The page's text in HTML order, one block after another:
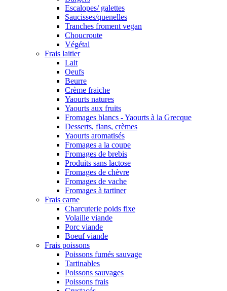
Escalopes/ galettes
Saucisses/quenelles
Tranches froment vegan
Choucroute
Végétal
Frais laitier
Lait
Oeufs
Beurre
Crème fraiche
Yaourts natures
Yaourts aux fruits
Fromages blancs - Yaourts à la Grecque
Desserts, flans, crèmes
Yaourts aromatisés
Fromages a la coupe
Fromages de brebis
Produits sans lactose
Fromages de chèvre
Fromages de vache
Fromages à tartiner
Frais carne
Charcuterie poids fixe
Volaille viande
Porc viande
Boeuf viande
Frais poissons
Poissons fumés sauvage
Tartinables
Poissons sauvages
Poissons frais